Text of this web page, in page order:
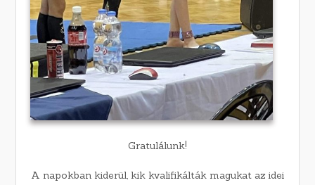
Gratulálunk!
A napokban kiderül, kik kvalifikálták magukat az idei